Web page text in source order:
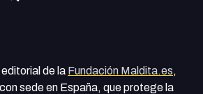
de la Fundación Maldita.es,
sede en España, que protege la